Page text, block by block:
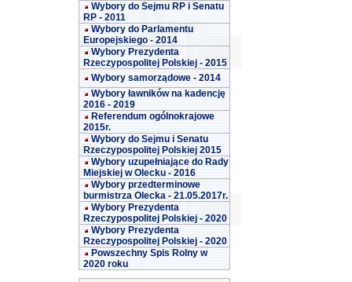
Wybory do Sejmu RP i Senatu
RP - 2011
Wybory do Parlamentu
Europejskiego - 2014
Wybory Prezydenta
Rzeczypospolitej Polskiej - 2015
Wybory samorządowe - 2014
Wybory ławników na kadencję
2016 - 2019
Referendum ogólnokrajowe
2015r.
Wybory do Sejmu i Senatu
Rzeczypospolitej Polskiej 2015
Wybory uzupełniające do Rady
Miejskiej w Olecku - 2016
Wybory przedterminowe
burmistrza Olecka - 21.05.2017r.
Wybory Prezydenta
Rzeczypospolitej Polskiej - 2020
Wybory Prezydenta
Rzeczypospolitej Polskiej - 2020
Powszechny Spis Rolny w
2020 roku